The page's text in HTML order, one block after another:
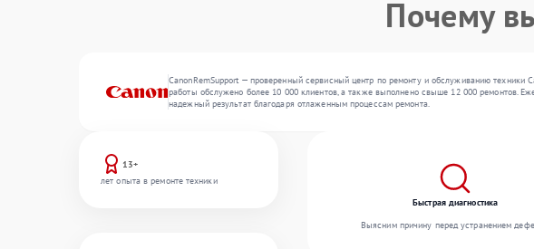
Почему
CanonRemSupport — проверенный сервисный центр по ремонту и обслуживанию
работы обслужено более 10 000 клиентов, а также выполнено свыше 12 000 ремонтов.
надежный результат благодаря отлаженным процессам ремонта.
13+
лет опыта в ремонте техники
Быстрая диагностика
Выясним причину перед устранением